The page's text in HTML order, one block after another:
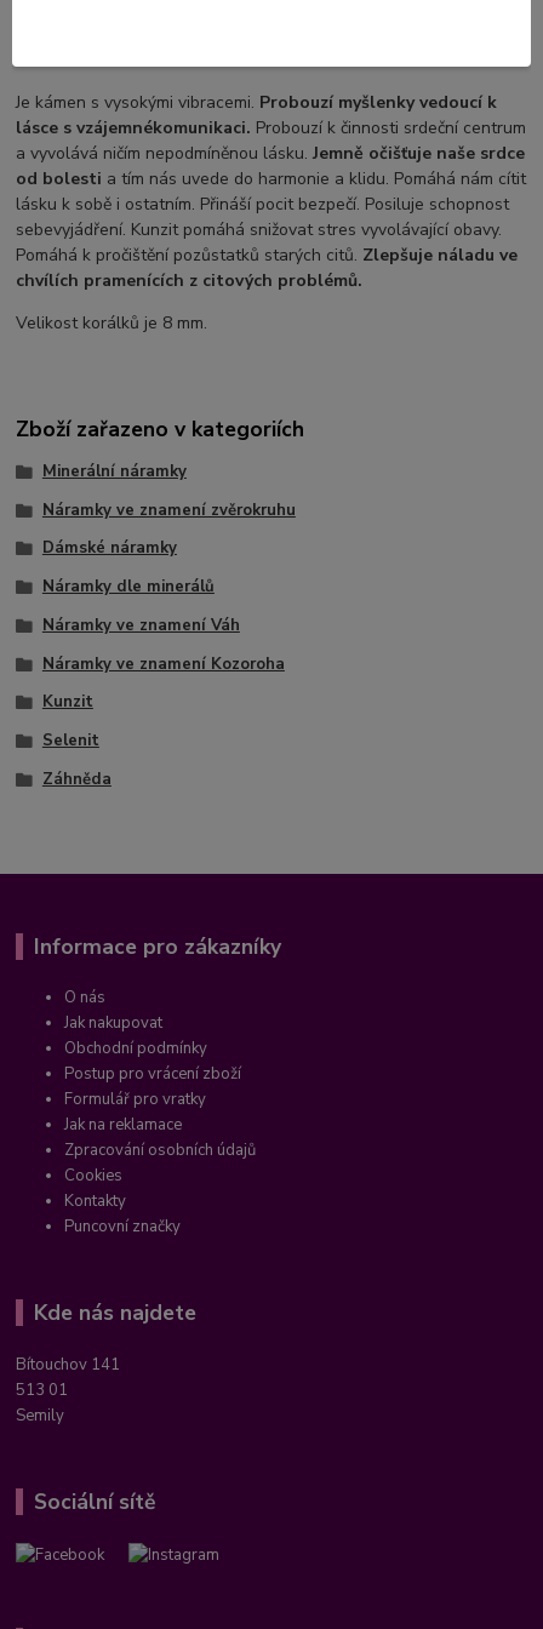
Je kámen s vysokými vibracemi. Probouzí myšlenky vedoucí k
lásce s vzájemnékomunikaci. Probouzí k činnosti srdeční centrum
a vyvolává ničím nepodmíněnou lásku.Jemně očišťuje naše srdce
od bolesti a tím nás uvede do harmonie a klidu. Pomáhá nám cítit
lásku k sobě i ostatním. Přináší pocit bezpečí. Posiluje schopnost
sebevyjádření. Kunzit pomáhá snižovat stres vyvolávající obavy.
Pomáhá k pročištění pozůstatků starých citů. Zlepšuje náladu ve
chvílích pramenících z citových problémů.
Velikost korálků je 8 mm.
Zboží zařazeno v kategoriích
Minerální náramky
Náramky ve znamení zvěrokruhu
Dámské náramky
Náramky dle minerálů
Náramky ve znamení Váh
Náramky ve znamení Kozoroha
Kunzit
Selenit
Záhněda
Informace pro zákazníky
O nás
Jak nakupovat
Obchodní podmínky
Postup pro vrácení zboží
Formulář pro vratky
Jak na reklamace
Zpracování osobních údajů
Cookies
Kontakty
Puncovní značky
Kde nás najdete
Bítouchov 141
513 01
Semily
Sociální sítě